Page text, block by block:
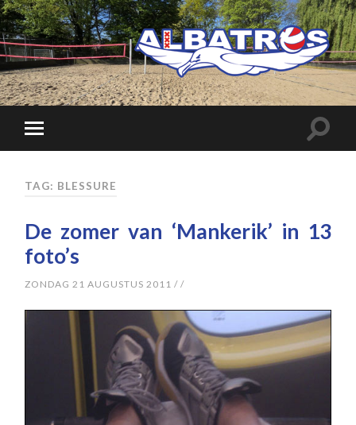
TAG: BLESSURE
De zomer van ‘Mankerik’ in 13
foto’s
ZONDAG 21 AUGUSTUS 2011 //